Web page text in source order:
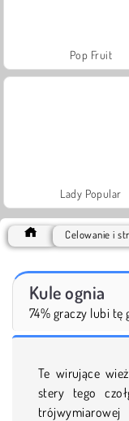
Pop Fruit
Lady Popular
Celowanie i
Kule ognia
74% graczy lubi tę
Te wirujące
stery tego